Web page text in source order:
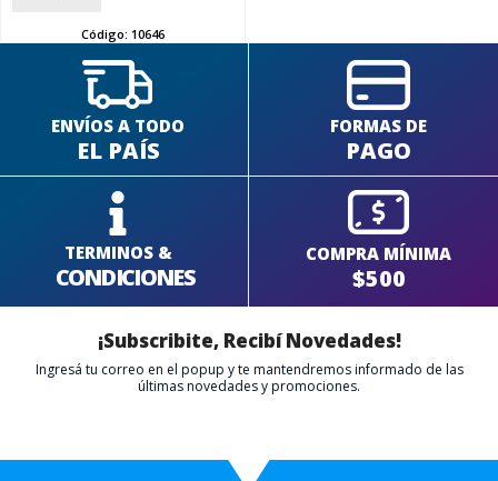
Código: 10646
ENVÍOS A TODO
EL PAÍS
FORMAS DE
PAGO
TERMINOS &
CONDICIONES
COMPRA MÍNIMA
$500
¡Subscribite, Recibí Novedades!
Ingresá tu correo en el popup y te mantendremos informado de las
últimas novedades y promociones.